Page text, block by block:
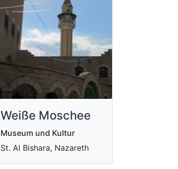
Weiße Moschee
Museum und Kultur
St. Al Bishara, Nazareth